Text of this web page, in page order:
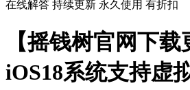
在线解答 持续更新 永久使用 有折扣
【摇钱树官网下
iOS18系统支持虚